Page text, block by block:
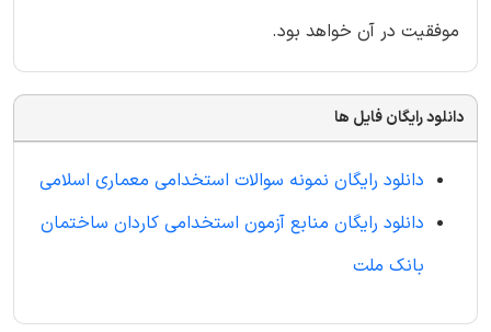
موفقیت در آن خواهد بود.
دانلود رایگان فایل ها
دانلود رایگان نمونه سوالات استخدامی معماری اسلامی
دانلود رایگان منابع آزمون استخدامی کاردان ساختمان
بانک ملت